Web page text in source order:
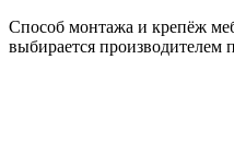
Способ монтажа и крепёж
выбирается производителем